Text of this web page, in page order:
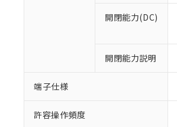
開閉能力(DC)
開閉能力説明
端子仕様
許容操作頻度